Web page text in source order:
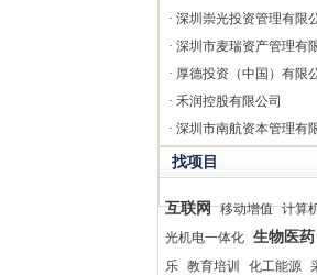
· 深圳崇光投资管理有限
· 深圳市麦瑞资产管理有
· 厚德投资（中国）有限
· 禾润控股有限公司
· 深圳市南航资本管理有
找项目
互联网 移动增值 计算
光机电一体化 生物医药
乐 教育培训 化工能源